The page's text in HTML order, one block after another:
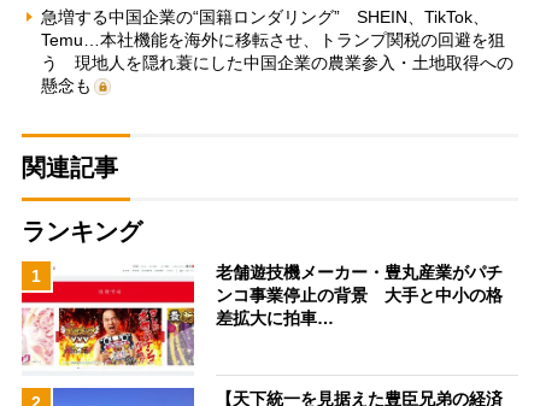
急増する中国企業の“国籍ロンダリング” SHEIN、TikTok、
Temu…本社機能を海外に移転させ、トランプ関税の回避を狙
う 現地人を隠れ蓑にした中国企業の農業参入・土地取得への
懸念も
関連記事
ランキング
1
老舗遊技機メーカー・豊丸産業がパチ
ンコ事業停止の背景 大手と中小の格
差拡大に拍車…
【天下統一を見据えた豊臣兄弟の経済